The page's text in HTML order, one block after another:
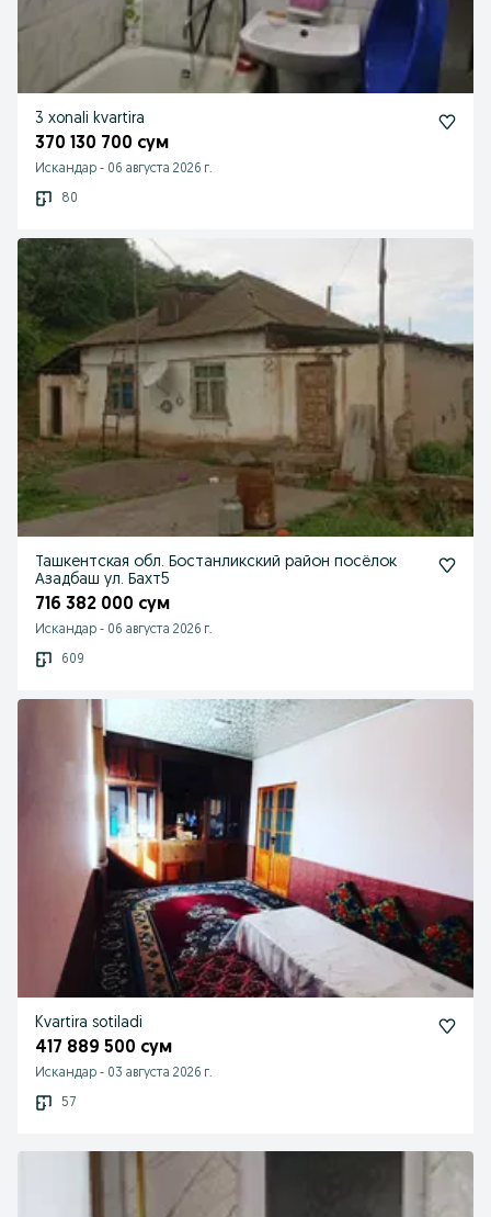
3 xonali kvartira
370 130 700 сум
Искандар - 06 августа 2026 г.
80
Ташкентская обл. Бостанликский район посёлок
Азадбаш ул. Бахт5
716 382 000 сум
Искандар - 06 августа 2026 г.
609
Kvartira sotiladi
417 889 500 сум
Искандар - 03 августа 2026 г.
57